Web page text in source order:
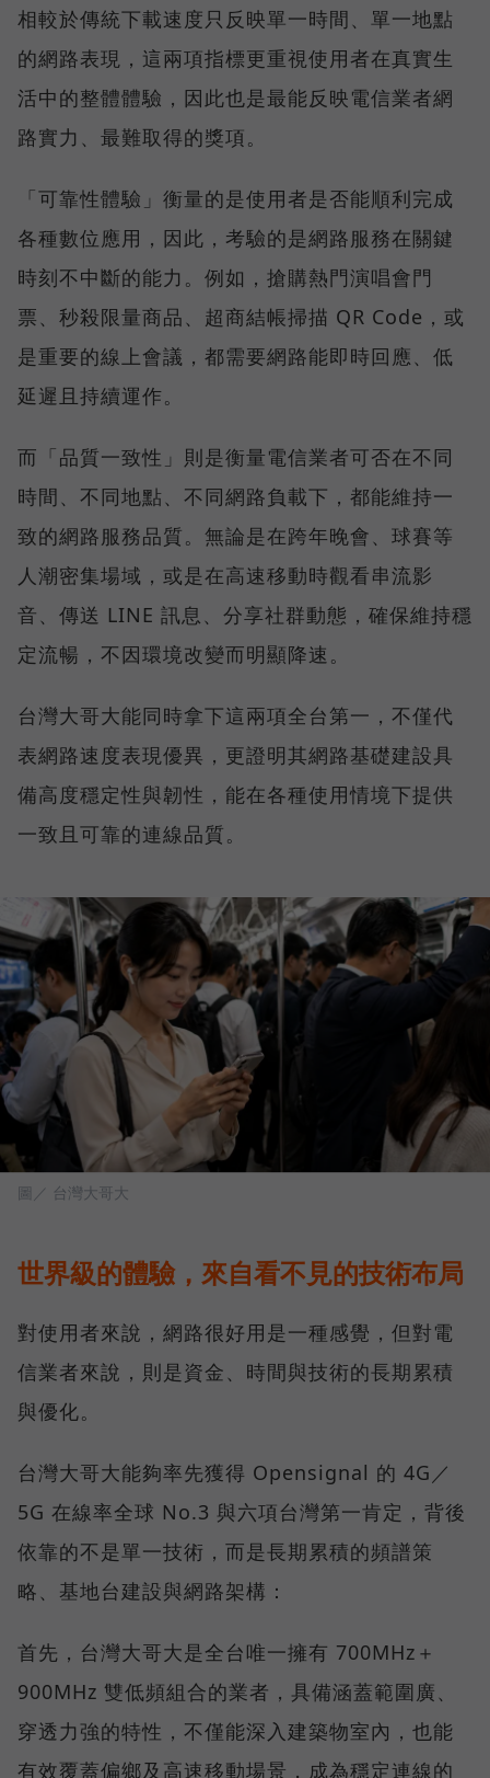
相較於傳統下載速度只反映單一時間、單一地點
的網路表現，這兩項指標更重視使用者在真實生
活中的整體體驗，因此也是最能反映電信業者網
路實力、最難取得的獎項。
「可靠性體驗」衡量的是使用者是否能順利完成
各種數位應用，因此，考驗的是網路服務在關鍵
時刻不中斷的能力。例如，搶購熱門演唱會門
票、秒殺限量商品、超商結帳掃描 QR Code，或
是重要的線上會議，都需要網路能即時回應、低
延遲且持續運作。
而「品質一致性」則是衡量電信業者可否在不同
時間、不同地點、不同網路負載下，都能維持一
致的網路服務品質。無論是在跨年晚會、球賽等
人潮密集場域，或是在高速移動時觀看串流影
音、傳送 LINE 訊息、分享社群動態，確保維持穩
定流暢，不因環境改變而明顯降速。
台灣大哥大能同時拿下這兩項全台第一，不僅代
表網路速度表現優異，更證明其網路基礎建設具
備高度穩定性與韌性，能在各種使用情境下提供
一致且可靠的連線品質。
圖／ 台灣大哥大
世界級的體驗，來自看不見的技術布局
對使用者來說，網路很好用是一種感覺，但對電
信業者來說，則是資金、時間與技術的長期累積
與優化。
台灣大哥大能夠率先獲得 Opensignal 的 4G／
5G 在線率全球 No.3 與六項台灣第一肯定，背後
依靠的不是單一技術，而是長期累積的頻譜策
略、基地台建設與網路架構：
首先，台灣大哥大是全台唯一擁有 700MHz＋
900MHz 雙低頻組合的業者，具備涵蓋範圍廣、
穿透力強的特性，不僅能深入建築物室內，也能
有效覆蓋偏鄉及高速移動場景，成為穩定連線的